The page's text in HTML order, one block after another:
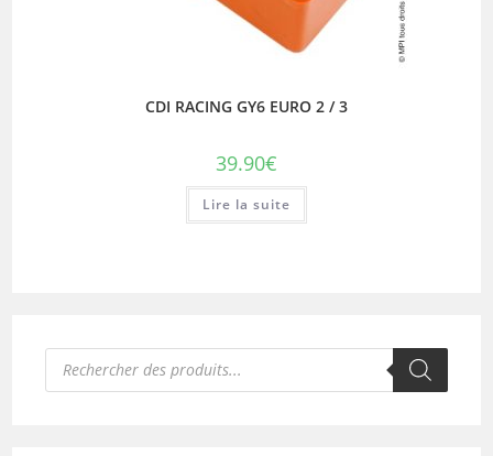
CDI RACING GY6 EURO 2 / 3
39.90€
Lire la suite
Recherche
produits